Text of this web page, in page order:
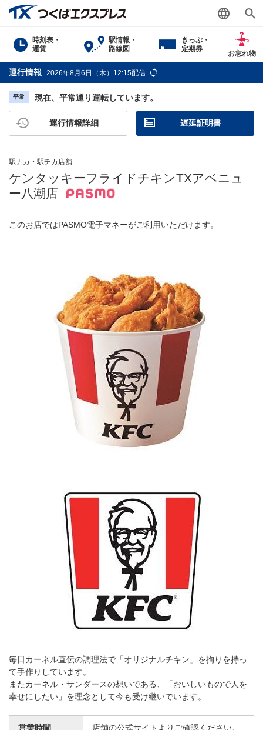
時刻表・
運賃
駅情報・
路線図
きっぷ・
定期券
お忘れ物
運行情報 2026年8月6日（木）12:15配信
平常 現在、平常通り運転しています。
運行情報詳細 遅延証明書
駅ナカ・駅チカ店舗
ケンタッキーフライドチキンTXアベニュ
ー八潮店
このお店ではPASMO電子マネーがご利用いただけます。
毎日カーネル直伝の調理法で「オリジナルチキン」を拘りを持っ
て手作りしています。
またカーネル・サンダースの想いである、「おいしいもので人を
幸せにしたい」を理念として今も受け継いでいます。
営業時間 店舗の公式サイトよりご確認ください。